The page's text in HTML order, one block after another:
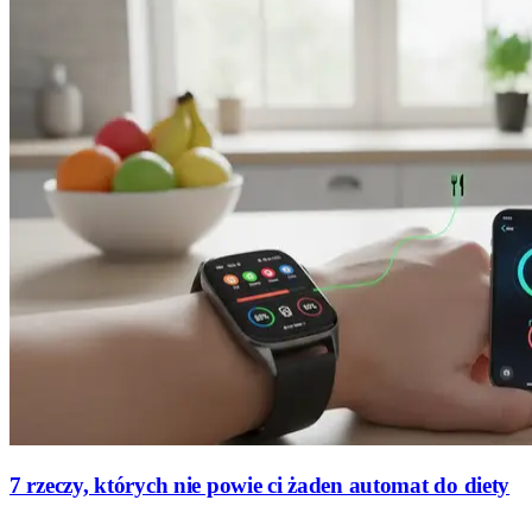
7 rzeczy, których nie powie ci żaden automat do diety